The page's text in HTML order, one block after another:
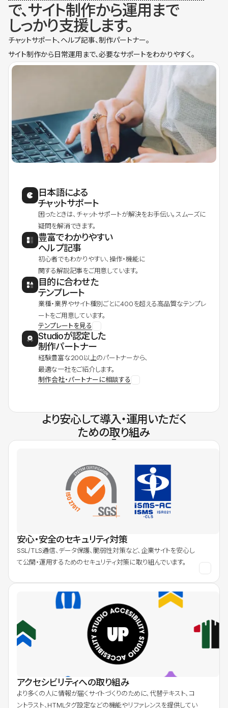
で、サイト制作から運用まで
しっかり支援します。
チャットサポート、ヘルプ記事、制作パートナー。
サイト制作から日常運用まで、必要なサポートをわかりやすく。
日本語による
チャットサポート
困ったときは、チャットサポートが解決をお手伝い。スムーズに
疑問を解消できます。
豊富でわかりやすい
ヘルプ記事
初心者でもわかりやすい、操作・機能に
関する解説記事をご用意しています。
目的に合わせた
テンプレート
業種・業界やサイト種別ごとに400を超える高品質なテンプレ
ートをご用意しています。
テンプレートを見る
Studioが認定した
制作パートナー
経験豊富な200以上のパートナーから、
最適な一社をご紹介します。
制作会社・パートナーに相談する
より安心して導入・運用いただく
ための取り組み
安心・安全のセキュリティ対策
SSL/TLS通信、データ保護、脆弱性対策など、企業サイトを安心し
て公開・運用するためのセキュリティ対策に取り組んでいます。
アクセシビリティへの取り組み
より多くの人に情報が届くサイトづくりのために、代替テキスト、コ
ントラスト、HTMLタグ設定などの機能やリファレンスを提供してい